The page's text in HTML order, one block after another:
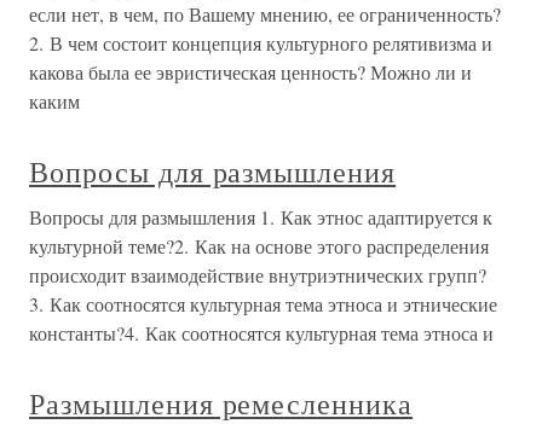
если нет, в чем, по Вашему мнению, ее ограниченность?
2. В чем состоит концепция культурного релятивизма и
какова была ее эвристическая ценность? Можно ли и
каким
Вопросы для размышления
Вопросы для размышления 1. Как этнос адаптируется к
культурной теме?2. Как на основе этого распределения
происходит взаимодействие внутриэтнических групп?
3. Как соотносятся культурная тема этноса и этнические
константы?4. Как соотносятся культурная тема этноса и
Размышления ремесленника